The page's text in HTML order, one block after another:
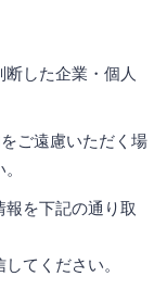
した企業・個人
ご遠慮いただく場
を下記の通り取
てください。